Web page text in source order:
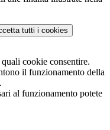
tutti i cookies
cookie consentire.
il funzionamento della
al funzionamento potete